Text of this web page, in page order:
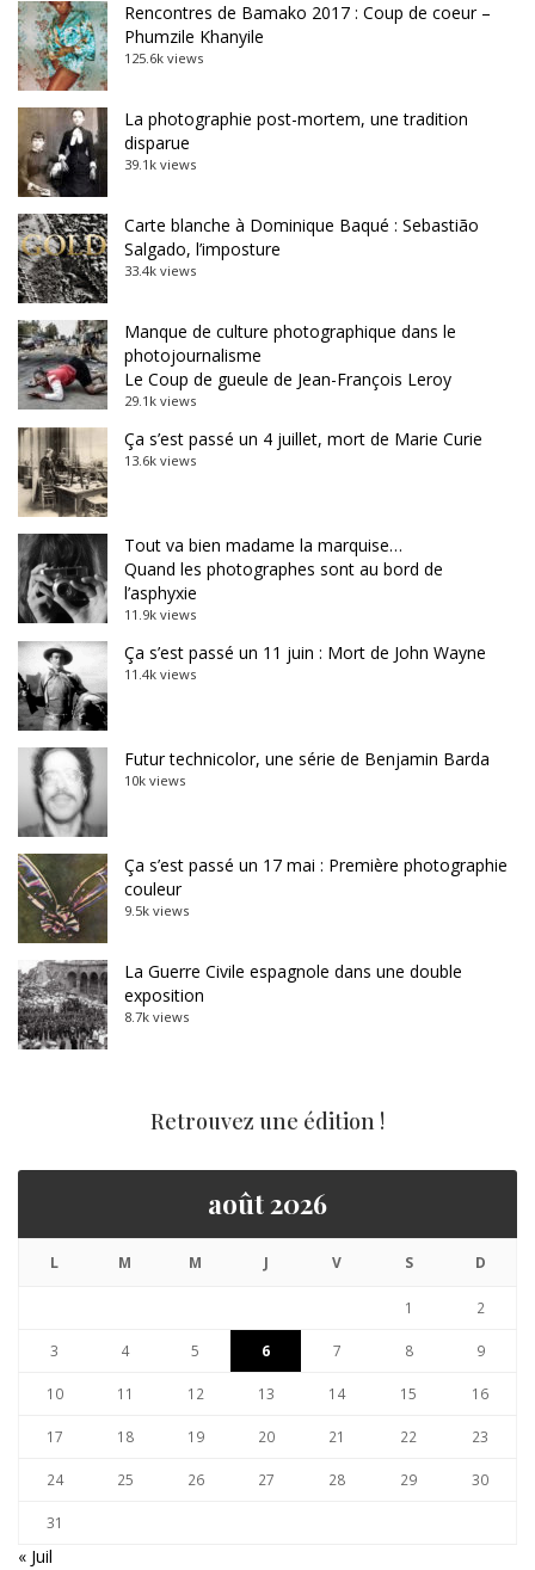
Rencontres de Bamako 2017 : Coup de coeur –
Phumzile Khanyile
125.6k views
La photographie post-mortem, une tradition
disparue
39.1k views
Carte blanche à Dominique Baqué : Sebastião
Salgado, l’imposture
33.4k views
Manque de culture photographique dans le
photojournalisme
Le Coup de gueule de Jean-François Leroy
29.1k views
Ça s’est passé un 4 juillet, mort de Marie Curie
13.6k views
Tout va bien madame la marquise…
Quand les photographes sont au bord de
l’asphyxie
11.9k views
Ça s’est passé un 11 juin : Mort de John Wayne
11.4k views
Futur technicolor, une série de Benjamin Barda
10k views
Ça s’est passé un 17 mai : Première photographie
couleur
9.5k views
La Guerre Civile espagnole dans une double
exposition
8.7k views
Retrouvez une édition !
août 2026
L M M J V S D
1 2
3 4 5 6 7 8 9
10 11 12 13 14 15 16
17 18 19 20 21 22 23
24 25 26 27 28 29 30
31
« Juil